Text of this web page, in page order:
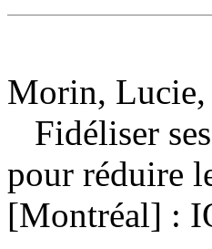
Morin, Lucie,
Fidéliser
pour réduire
[Montréal] :